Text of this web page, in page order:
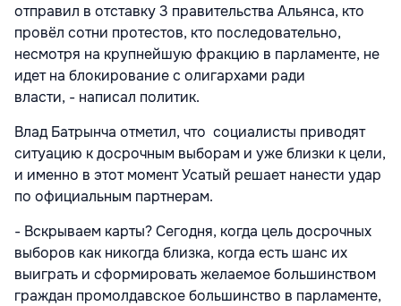
отправил в отставку 3 правительства Альянса, кто
провёл сотни протестов, кто последовательно,
несмотря на крупнейшую фракцию в парламенте, не
идет на блокирование с олигархами ради
власти, - написал политик.
Влад Батрынча отметил, что социалисты приводят
ситуацию к досрочным выборам и уже близки к цели,
и именно в этот момент Усатый решает нанести удар
по официальным партнерам.
- Вскрываем карты? Сегодня, когда цель досрочных
выборов как никогда близка, когда есть шанс их
выиграть и сформировать желаемое большинством
граждан промолдавское большинство в парламенте,